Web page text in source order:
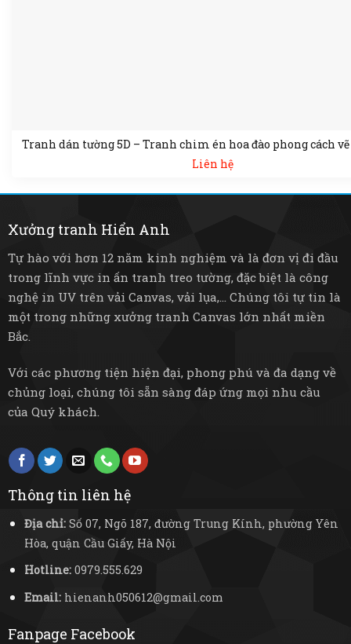
Tranh dán tường 5D – Tranh chim én hoa đào phong cách vẽ
Liên hệ
Xưởng tranh Hiển Anh
Tự hào với hơn 12 năm kinh nghiệm và là đơn vị đi đầu
trong lĩnh vực in ấn tranh treo tường, đặc biệt là công
nghệ in UV trên vải Canvas, vải lụa,... Chúng tôi tự tin là
một trong những xưởng tranh Canvas lớn nhất miền
Bắc.
Với các phương tiện hiện đại, phong phú và đa dạng về
chủng loại, chúng tôi sẵn sàng đáp ứng mọi nhu cầu
của Quý khách.
Thông tin liên hệ
Địa chỉ:Số 07, Ngõ 187, đường Trung Kính, phường Yên
Hòa, quận Cầu Giấy, Hà Nội
Hotline:0979.555.629
Email:hienanh050612@gmail.com
Fanpage Facebook